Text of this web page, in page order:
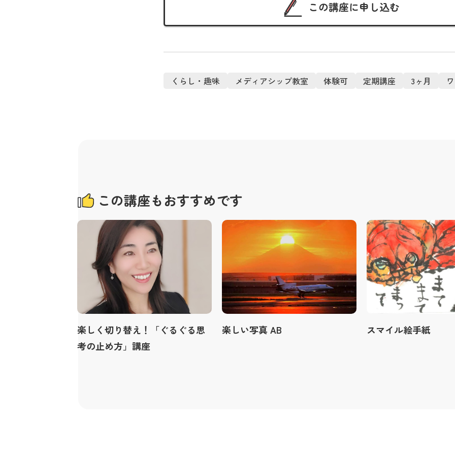
この講座に申し込む
くらし・趣味 メディアシップ教室 体験可 定期講座 3ヶ月
この講座もおすすめです
楽しく切り替え！「ぐるぐる思
考の止め方」講座
楽しい写真 AB スマイル絵手紙